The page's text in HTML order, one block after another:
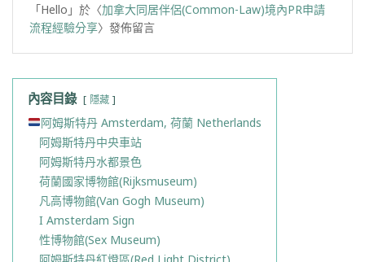
「Hello 」於〈加拿大同居伴侶(Common-Law)境內PR申請
流程經驗分享〉發佈留言
內容目錄 隱藏
阿姆斯特丹 Amsterdam, 荷蘭 Netherlands
阿姆斯特丹中央車站
阿姆斯特丹水都景色
荷蘭國家博物館(Rijksmuseum)
凡高博物館(Van Gogh Museum)
I Amsterdam Sign
性博物館(Sex Museum)
阿姆斯特丹紅燈區(Red Light District)